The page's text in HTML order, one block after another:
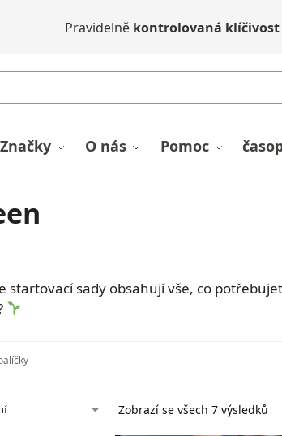
Pravidelně kontrolovaná klíčivost
Značky O nás Pomoc
startovací sady obsahují vše, co
Zobrazí se všech 7 výsledků